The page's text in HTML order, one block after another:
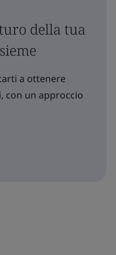
della tua
a ottenere
con un approccio